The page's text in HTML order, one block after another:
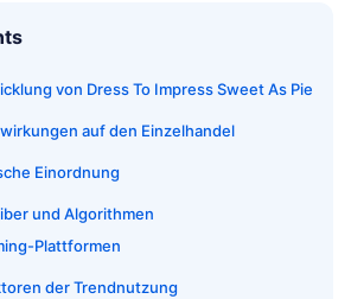
von Dress To Impress Sweet As Pie
auf den Einzelhandel
Einordnung
und Algorithmen
Plattformen
der Trendnutzung